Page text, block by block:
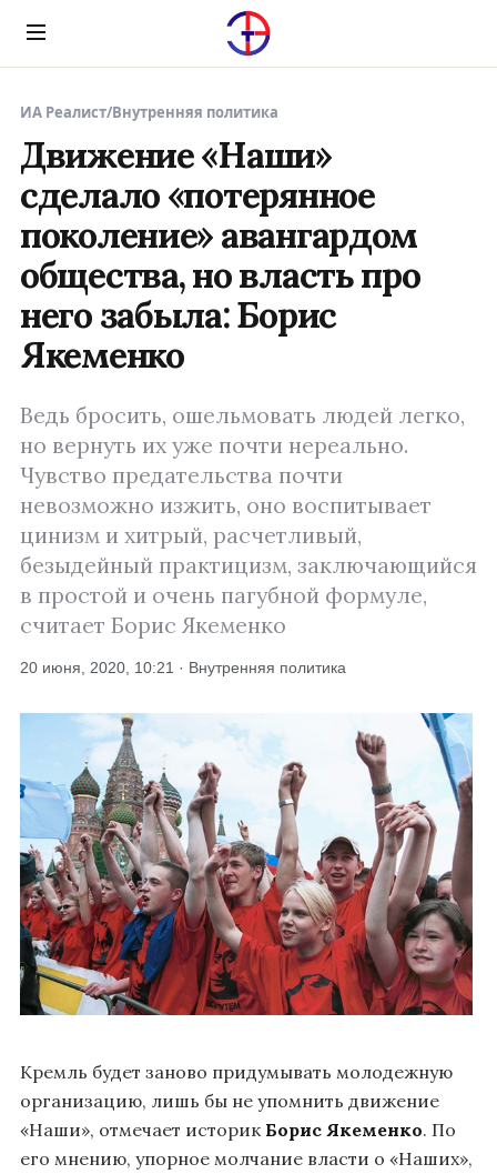
Menu
ИА Реалист/Внутренняя политика
Движение «Наши»
сделало «потерянное
поколение» авангардом
общества, но власть про
него забыла: Борис
Якеменко
Ведь бросить, ошельмовать людей легко,
но вернуть их уже почти нереально.
Чувство предательства почти
невозможно изжить, оно воспитывает
цинизм и хитрый, расчетливый,
безыдейный практицизм, заключающийся
в простой и очень пагубной формуле,
считает Борис Якеменко
20 июня, 2020, 10:21 · Внутренняя политика
Кремль будет заново придумывать молодежную
организацию, лишь бы не упомнить движение
«Наши», отмечает историк Борис Якеменко. По
его мнению, упорное молчание власти о «Наших»,